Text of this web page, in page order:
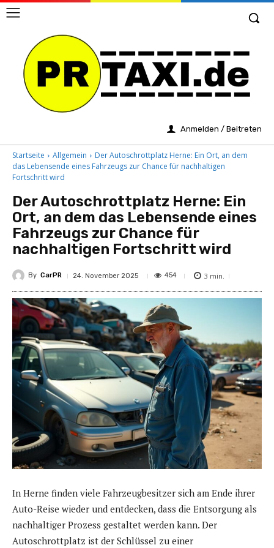
Anmelden / Beitreten
Startseite Allgemein
Der Autoschrottplatz Herne: Ein Ort, an dem
das Lebensende eines Fahrzeugs zur Chance für nachhaltigen
Fortschritt wird
Der Autoschrottplatz Herne: Ein
Ort, an dem das Lebensende eines
Fahrzeugs zur Chance für
nachhaltigen Fortschritt wird
By CarPR 24. November 2025 454 3 min.
In Herne finden viele Fahrzeugbesitzer sich am Ende ihrer
Auto-Reise wieder und entdecken, dass die Entsorgung als
nachhaltiger Prozess gestaltet werden kann. Der
Autoschrottplatz ist der Schlüssel zu einer